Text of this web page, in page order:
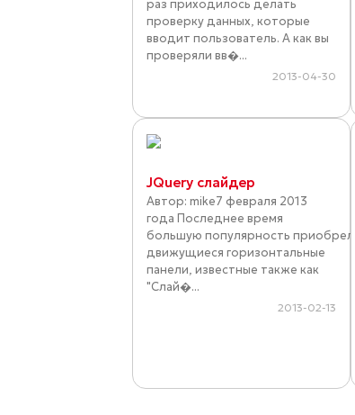
раз приходилось делать
проверку данных, которые
вводит пользователь. А как вы
проверяли вв�...
2013-04-30
JQuery слайдер
Автор: mike7 февраля 2013
года Последнее время
большую популярность приобрели
движущиеся горизонтальные
панели, известные также как
"Слай�...
2013-02-13